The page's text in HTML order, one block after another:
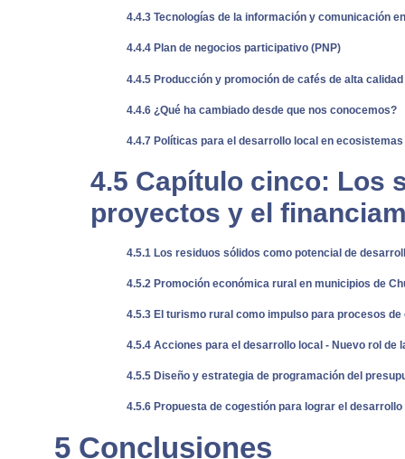
4.4.3 Tecnologías de la información y comunicación
4.4.4 Plan de negocios participativo (PNP)
4.4.5 Producción y promoción de cafés de alta
4.4.6 ¿Qué ha cambiado desde que nos conocemos?
4.4.7 Políticas para el desarrollo local en
4.5 Capítulo cinco: Los
proyectos y el
4.5.1 Los residuos sólidos como potencial de
4.5.2 Promoción económica rural en municipios de
4.5.3 El turismo rural como impulso para procesos
4.5.4 Acciones para el desarrollo local - Nuevo rol de
4.5.5 Diseño y estrategia de programación del
4.5.6 Propuesta de cogestión para lograr el
5 Conclusiones